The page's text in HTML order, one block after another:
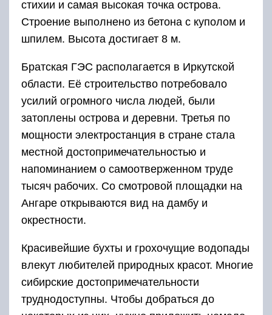
стихии и самая высокая точка острова.
Строение выполнено из бетона с куполом и
шпилем. Высота достигает 8 м.
Братская ГЭС располагается в Иркутской
области. Её строительство потребовало
усилий огромного числа людей, были
затоплены острова и деревни. Третья по
мощности электростанция в стране стала
местной достопримечательностью и
напоминанием о самоотверженном труде
тысяч рабочих. Со смотровой площадки на
Ангаре открываются вид на дамбу и
окрестности.
Красивейшие бухты и грохочущие водопады
влекут любителей природных красот. Многие
сибирские достопримечательности
труднодоступны. Чтобы добраться до